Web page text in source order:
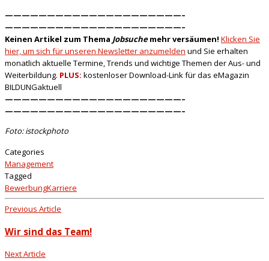
—————————————————————–
—————————————————————–
Keinen Artikel zum Thema Jobsuche mehr versäumen! Klicken Sie
hier, um sich für unseren Newsletter anzumelden und Sie erhalten
monatlich aktuelle Termine, Trends und wichtige Themen der Aus- und
Weiterbildung. PLUS: kostenloser Download-Link für das eMagazin
BILDUNGaktuell
—————————————————————–
—————————————————————–
Foto: istockphoto
Categories
Management
Tagged
BewerbungKarriere
Previous Article
Wir sind das Team!
Next Article